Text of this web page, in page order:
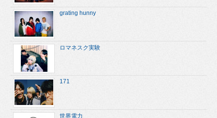
grating hunny
ロマネスク実験
171
世界電力